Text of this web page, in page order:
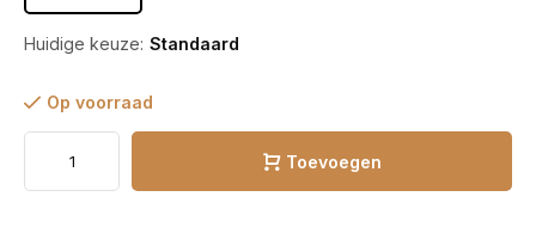
Huidige keuze: Standaard
Op voorraad
Toevoegen